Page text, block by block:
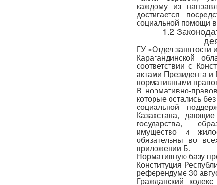
каждому из
достигается
социальной помощи
1.2
ГУ «Отдел занятости
Карагандинской
соответствии с
актами Президента и
нормативными
В нормативно-
которые остались
социальной
Казахстана,
государства,
имущество и
обязательны во
приложении Б.
Нормативную базу
Конституция
референдуме 30
Гражданский